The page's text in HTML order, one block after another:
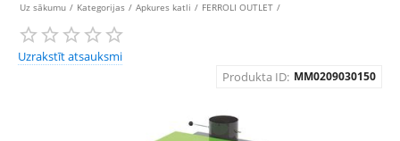
Uz sākumu / Kategorijas / Apkures katli / FERROLI OUTLET /
Uzrakstīt atsauksmi
Produkta ID: MM0209030150